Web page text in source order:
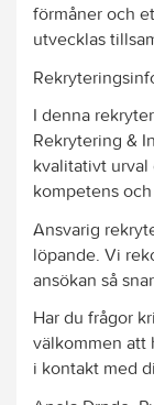
förmåner och
utvecklas
I denna
Rekrytering &
kvalitativt urval
kompetens
Ansvarig
löpande. Vi
ansökan så
Har du frågor
välkommen att
i kontakt med